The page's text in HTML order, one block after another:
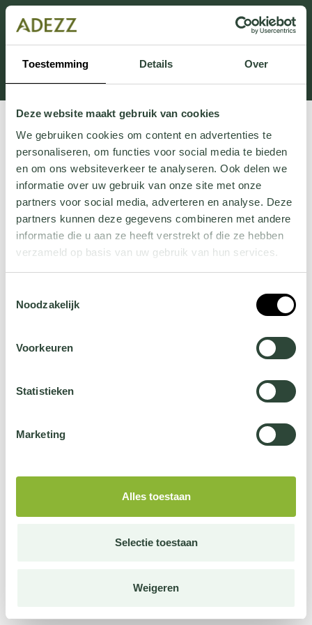
Toestemming Details Over
Deze website maakt gebruik van cookies
We gebruiken cookies om content en advertenties te
personaliseren, om functies voor social media te bieden
en om ons websiteverkeer te analyseren. Ook delen we
informatie over uw gebruik van onze site met onze
partners voor social media, adverteren en analyse. Deze
partners kunnen deze gegevens combineren met andere
informatie die u aan ze heeft verstrekt of die ze hebben
verzameld op basis van uw gebruik van hun services.
jehier.
Noodzakelijk
Voorkeuren
Statistieken
Marketing
Alles toestaan
Selectie toestaan
Weigeren
Ten dział jest obecnie w konserwacji. Jeśli brakuje Ci
informacji.
możesz zadzwonić pod numer +31 413 351 272 lub